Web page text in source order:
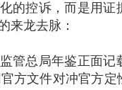
的控诉，而是用证
来龙去脉：
管总局年鉴正面记
方文件对冲官方定